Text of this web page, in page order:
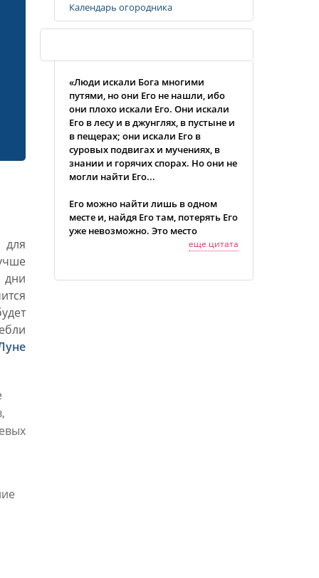
дни
Календарь огородника
«Люди искали Бога многими
путями, но они Его не нашли, ибо
они плохо искали Его. Они искали
Его в лесу и в джунглях, в пустыне и
в пещерах; они искали Его в
суровых подвигах и мучениях, в
знании и горячих спорах. Но они не
могли найти Его...
Его можно найти лишь в одном
месте и, найдя Его там, потерять Его
уже невозможно. Это место
находится за пределами эмоций и
сам.»
еще цитата